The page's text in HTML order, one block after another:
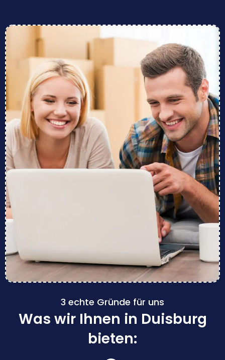
3 echte Gründe für uns
Was wir Ihnen in Duisburg
bieten: